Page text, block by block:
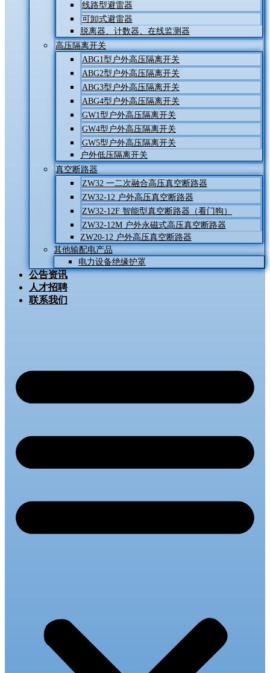
线路型避雷器
可卸式避雷器
脱离器、计数器、在线监测器
高压隔离开关
ABG1型户外高压隔离开关
ABG2型户外高压隔离开关
ABG3型户外高压隔离开关
ABG4型户外高压隔离开关
GW1型户外高压隔离开关
GW4型户外高压隔离开关
GW5型户外高压隔离开关
户外低压隔离开关
真空断路器
ZW32 一二次融合高压真空断路器
ZW32-12 户外高压真空断路器
ZW32-12F 智能型真空断路器（看门狗）
ZW32-12M 户外永磁式高压真空断路器
ZW20-12 户外高压真空断路器
其他输配电产品
电力设备绝缘护罩
公告资讯
人才招聘
联系我们